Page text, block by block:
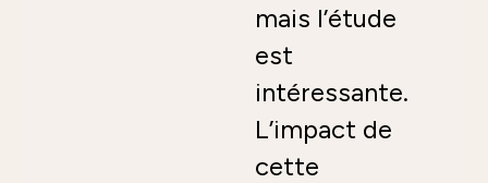
mais l’étude
est
intéressante.
L’impact de
cette